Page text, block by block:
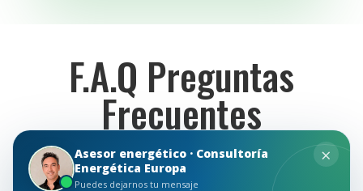
F.A.Q Preguntas
Frecuentes
En Consultoría Energética EU, entendemos que la
consultoría energética puede generar una serie
Asesor energético · Consultoría
Energética Europa
Puedes dejarnos tu mensaje
×